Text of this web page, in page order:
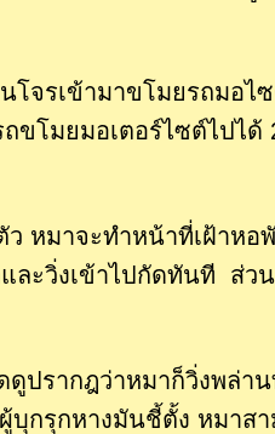
โจรเข้ามาขโมยรถมอไ
ถขโมยมอเตอร์ไซต์ไปไ
ว หมาจะทำหน้าที่เฝ้าห
ละวิ่งเข้าไปกัดทันที ส่ว
ดูปรากฎว่าหมาก็วิ่งพล่า
กรุกหางมันชี้ตั้ง หมาส